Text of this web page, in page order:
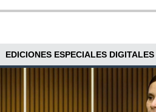
EDICIONES ESPECIALES DIGITALES